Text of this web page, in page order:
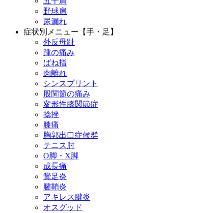
野球肩
尿漏れ
症状別メニュー【手・足】
外反母趾
踵の痛み
ばね指
肉離れ
シンスプリント
股関節の痛み
変形性膝関節症
捻挫
膝痛
胸郭出口症候群
テニス肘
О脚・X脚
成長痛
鵞足炎
腱鞘炎
アキレス腱炎
オスグッド